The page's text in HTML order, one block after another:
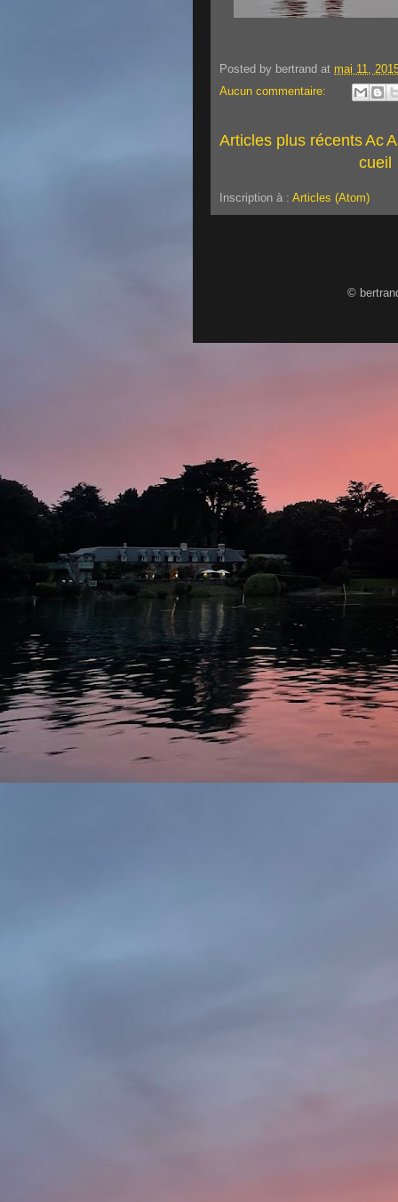
Posted by bertrand at mai 11,
Aucun commentaire:
Articles plus récentsAc
cueil
Inscription à : Articles (Atom)
©